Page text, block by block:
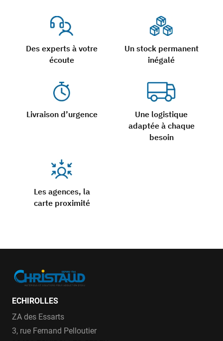
Des experts à votre
écoute
Un stock permanent
inégalé
Livraison d’urgence
Une logistique
adaptée à chaque
besoin
Les agences, la
carte proximité
ECHIROLLES
ZA des Essarts
3, rue Fernand Pelloutier